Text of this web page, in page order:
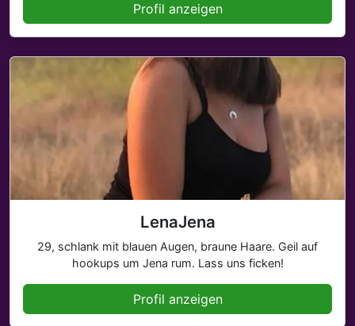
Profil anzeigen
LenaJena
29, schlank mit blauen Augen, braune Haare. Geil auf
hookups um Jena rum. Lass uns ficken!
Profil anzeigen